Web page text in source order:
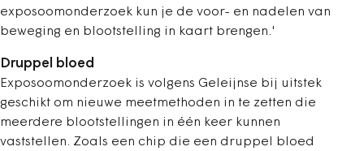
exposoomonderzoek kun je de voor- en nadelen van
beweging en blootstelling in kaart brengen.'
Druppel bloed
Exposoomonderzoek is volgens Geleijnse bij uitstek
geschikt om nieuwe meetmethoden in te zetten die
meerdere blootstellingen in één keer kunnen
vaststellen. Zoals een chip die een druppel bloed